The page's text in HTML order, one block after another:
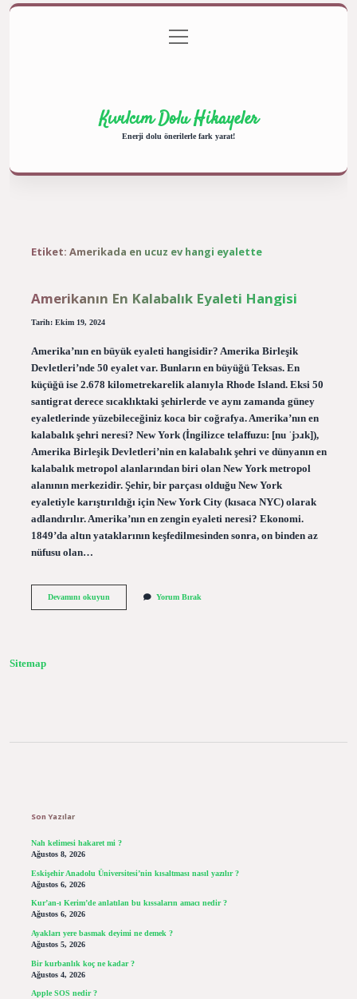
Gizlilik Politikası
menüyü
aç
Kıvılcım Dolu Hikayeler
Enerji dolu önerilerle fark yarat!
Etiket: Amerikada en ucuz ev hangi eyalette
Amerikanın En Kalabalık Eyaleti Hangisi
Tarih: Ekim 19, 2024
Amerika’nın en büyük eyaleti hangisidir? Amerika Birleşik
Devletleri’nde 50 eyalet var. Bunların en büyüğü Teksas. En
küçüğü ise 2.678 kilometrekarelik alanıyla Rhode Island. Eksi 50
santigrat derece sıcaklıktaki şehirlerde ve aynı zamanda güney
eyaletlerinde yüzebileceğiniz koca bir coğrafya. Amerika’nın en
kalabalık şehri neresi? New York (İngilizce telaffuzu: [nu ˈjɔɹk]),
Amerika Birleşik Devletleri’nin en kalabalık şehri ve dünyanın en
kalabalık metropol alanlarından biri olan New York metropol
alanının merkezidir. Şehir, bir parçası olduğu New York
eyaletiyle karıştırıldığı için New York City (kısaca NYC) olarak
adlandırılır. Amerika’nın en zengin eyaleti neresi? Ekonomi.
1849’da altın yataklarının keşfedilmesinden sonra, on binden az
nüfusu olan…
Devamını okuyunAmerikanın
Yorum Bırak
Sitemap
Son Yazılar
Nah kelimesi hakaret mi ?
Ağustos 8, 2026
Eskişehir Anadolu Üniversitesi’nin kısaltması nasıl yazılır ?
Ağustos 6, 2026
Kur’an-ı Kerim’de anlatılan bu kıssaların amacı nedir ?
Ağustos 6, 2026
Ayakları yere basmak deyimi ne demek ?
Ağustos 5, 2026
Bir kurbanlık koç ne kadar ?
Ağustos 4, 2026
Apple SOS nedir ?